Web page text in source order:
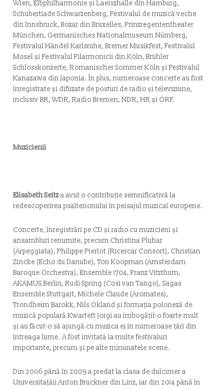
Wien, Elbphilharmonie și Laeiszhalle din Hamburg,
Schubertiade Schwarzenberg, Festivalul de muzică veche
din Innsbruck, Bozar din Bruxelles, Prinzregententheater
München, Germanisches Nationalmuseum Nürnberg,
Festivalul Händel Karlsruhe, Bremer Musikfest, Festivalul
Mosel și Festivalul Filarmonicii din Köln, Brühler
Schlosskonzerte, Romanischer Sommer Köln și Festivalul
Kanazawa din Japonia. În plus, numeroase concerte au fost
înregistrate și difuzate de posturi de radio și televiziune,
inclusiv BR, WDR, Radio Bremen, NDR, HR și ORF.
Muzicienii
Elisabeth Seitza avut o contribuție semnificativă la
redescoperirea psalterionului în peisajul muzical europene.
Concerte, înregistrări pe CD și radio cu muzicieni și
ansambluri renumite, precum Christina Pluhar
(Arpeggiata), Philippe Pierlot (Ricercar Consort), Christian
Zincke (Echo du Danube), Ton Koopman (Amsterdam
Baroque Orchestra), Ensemble 1704, Franz Vitzthum,
AKAMUS Berlin, Rudi Spring (Cosi van Tango), Sagas
Ensemble Stuttgart, Michele Claude (Aromates),
Trondheim Barokk, Nils Okland și formația poloneză de
muzică populară Kwartett Jorgi au îmbogățit-o foarte mult
și au făcut-o să ajungă cu muzica ei în numeroase țări din
întreaga lume. A fost invitată la multe festivaluri
importante, precum și pe alte minunatele scene.
Din 2006 până în 2009 a predat la clasa de dulcimer a
Universitațăii Anton Bruckner din Linz, iar din 2014 până în